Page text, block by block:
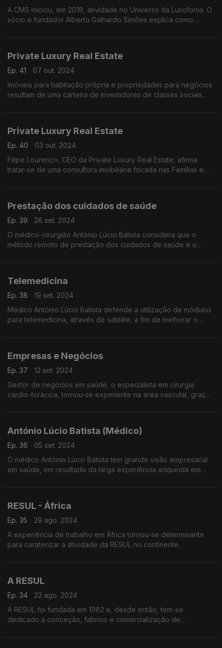
A CMS iniciou, em 2018, atividade no Universo da Lusofonia. O
sócio e fundador Alberto Galhardo Simões explica como
Private Luxury Real Estate
Ep. 41
07 out. 2024
Imóveis para habitação própria e propriedades para negócios
resultam de uma carteira de investidores de classes sociais
Private Luxury Real Estate
Ep. 40
03 out. 2024
Filipe Lourenço, CEO da Private Luxury Real Estate, afirma
tratar-se de uma consultora imobiliária focada nas Famílias e
Prestação dos cuidados de saúde
Ep. 39
26 set. 2024
O médico-cirurgião António Lúcio Batista considera que o
método remoto de prestação dos cuidados de saúde é o
Telemedicina
Ep. 38
19 set. 2024
Médico António Lúcio Batista defende a utilização de módulos
para telemedicina, através de satélite, a fim de melhorar o
Empresas e Negócios
Ep. 37
12 set. 2024
Gestor de negócios em saúde, o especialista em cirurgia
cardio-torácica, tornou-se experiente na área vascular, graças
António Lúcio Batista (Médico)
Ep. 36
05 set. 2024
O médico António Lúcio Batista tem grande visão empresarial
em saúde, em resultado da larga experiência adquirida em
RESUL - África
Ep. 35
29 ago. 2024
A experiência de trabalho em África tornou-se determinante
para caraterizar a atividade da RESUL no continente.
A RESUL
Ep. 34
22 ago. 2024
A RESUL foi fundada em 1982 e, desde então, tem-se
dedicado a conceção, fabrico e comercialização de